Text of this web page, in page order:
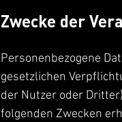
Zwecke der
Personenbezogene
gesetzlichen
der Nutzer oder
folgenden Zwecken